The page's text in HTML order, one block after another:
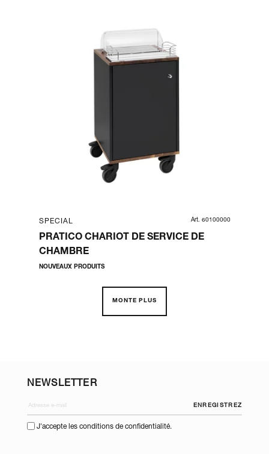
SPECIAL Art. 60100000
PRATICO CHARIOT DE SERVICE DE
CHAMBRE
NOUVEAUX PRODUITS
MONTE PLUS
NEWSLETTER
ENREGISTREZ
J'accepte les conditions de confidentialité.